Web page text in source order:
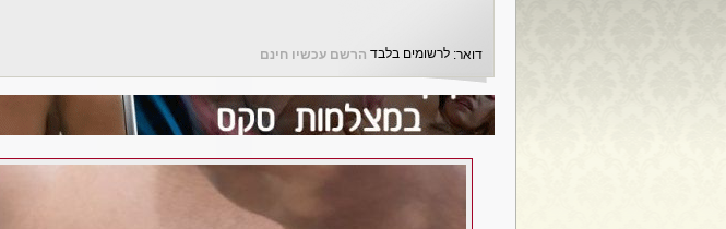
דואר: לרשומים בלבד הרשם עכשיו חינם